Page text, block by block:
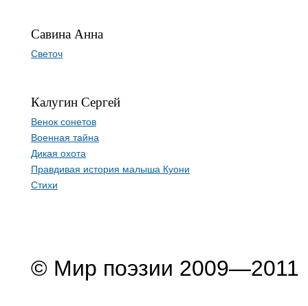
Савина Анна
Светоч
Калугин Сергей
Венок сонетов
Военная тайна
Дикая охота
Правдивая история малыша Куони
Стихи
© Мир поэзии 2009—2011